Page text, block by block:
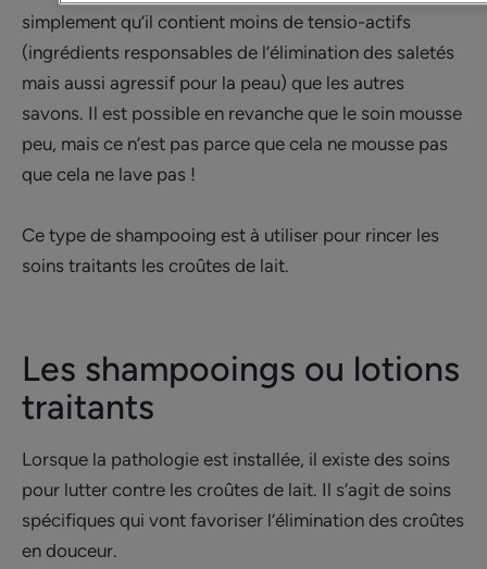
simplement qu’il contient moins de tensio-actifs
(ingrédients responsables de l’élimination des saletés
mais aussi agressif pour la peau) que les autres
savons. Il est possible en revanche que le soin mousse
peu, mais ce n’est pas parce que cela ne mousse pas
que cela ne lave pas !
Ce type de shampooing est à utiliser pour rincer les
soins traitants les croûtes de lait.
Les shampooings ou lotions
traitants
Lorsque la pathologie est installée, il existe des soins
pour lutter contre les croûtes de lait. Il s‘agit de soins
spécifiques qui vont favoriser l’élimination des croûtes
en douceur.